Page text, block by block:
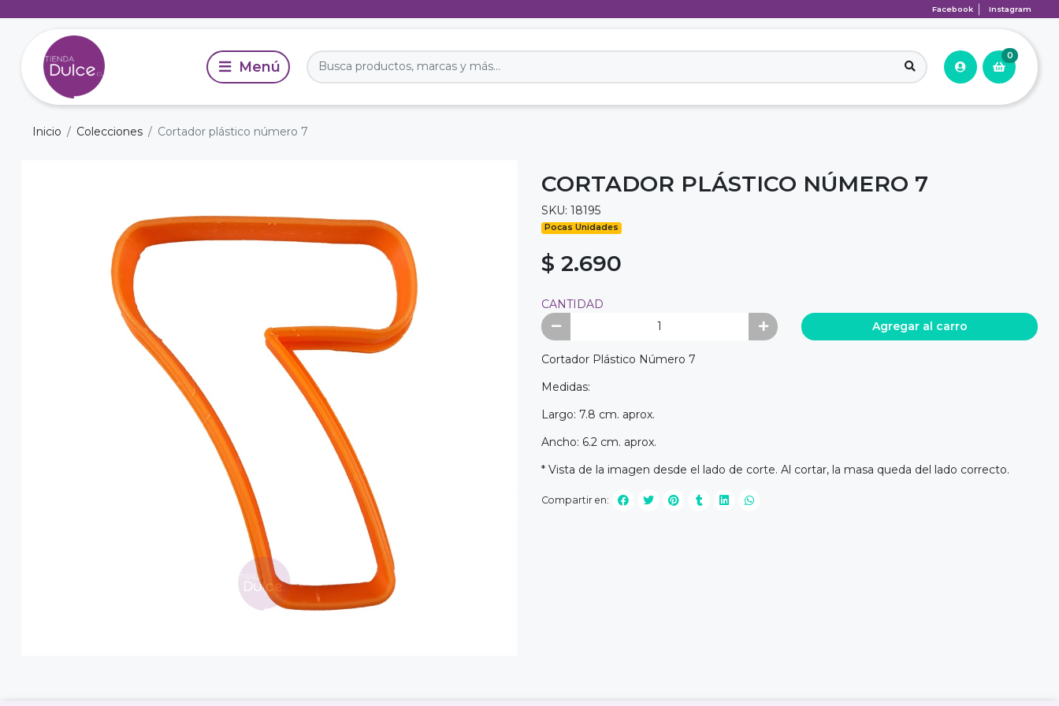
Facebook Instagram
0
Inicio Colecciones Cortador plástico número 7
CORTADOR PLÁSTICO NÚMERO 7
SKU: 18195
Pocas Unidades
$ 2.690
CANTIDAD
Agregar al carro
Cortador Plástico Número 7
Medidas:
Largo: 7.8 cm. aprox.
Ancho: 6.2 cm. aprox.
* Vista de la imagen desde el lado de corte. Al cortar, la masa queda del lado correcto.
Compartir en: